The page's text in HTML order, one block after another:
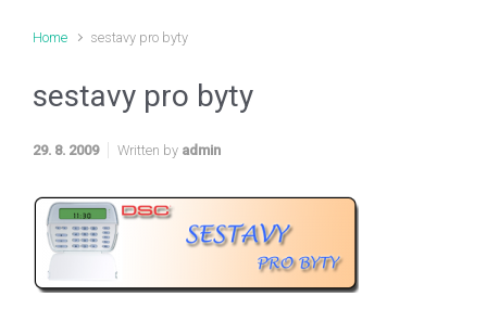
Home sestavy pro byty
sestavy pro byty
29. 8. 2009 Written by admin